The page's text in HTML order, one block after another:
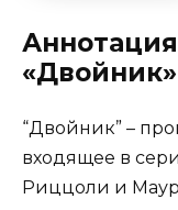
“Двойник” –
входящее в
Риццоли и